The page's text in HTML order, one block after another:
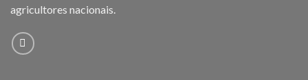
agricultores nacionais.